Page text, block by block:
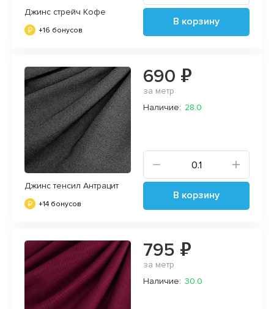
Джинс стрейч Кофе
+16 бонусов
В корзину
Джинс тенсил Антрацит
+14 бонусов
690 ₽
за метр
Наличие: 28.0
В корзину
795 ₽
за метр
Наличие: 30.0